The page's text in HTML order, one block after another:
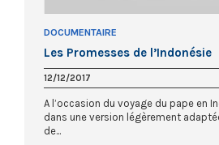
DOCUMENTAIRE
Les Promesses de l’Indonésie
12/12/2017
A l’occasion du voyage du pape en
dans une version légèrement
de...